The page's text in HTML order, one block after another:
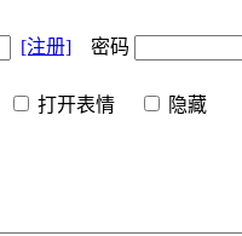
[注册] 密码
打开表情 隐